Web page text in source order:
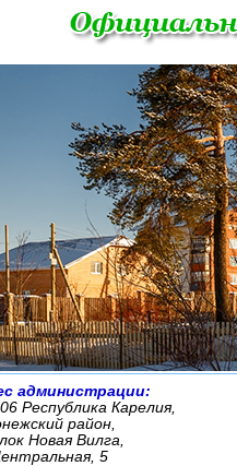
администрации:
Республика Карелия,
район,
Новая Вилга,
5